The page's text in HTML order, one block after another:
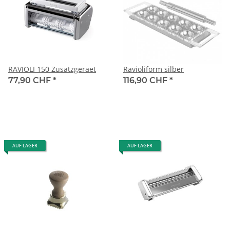
RAVIOLI 150 Zusatzgeraet
77,90 CHF *
Ravioliform silber
116,90 CHF *
AUF LAGER AUF LAGER